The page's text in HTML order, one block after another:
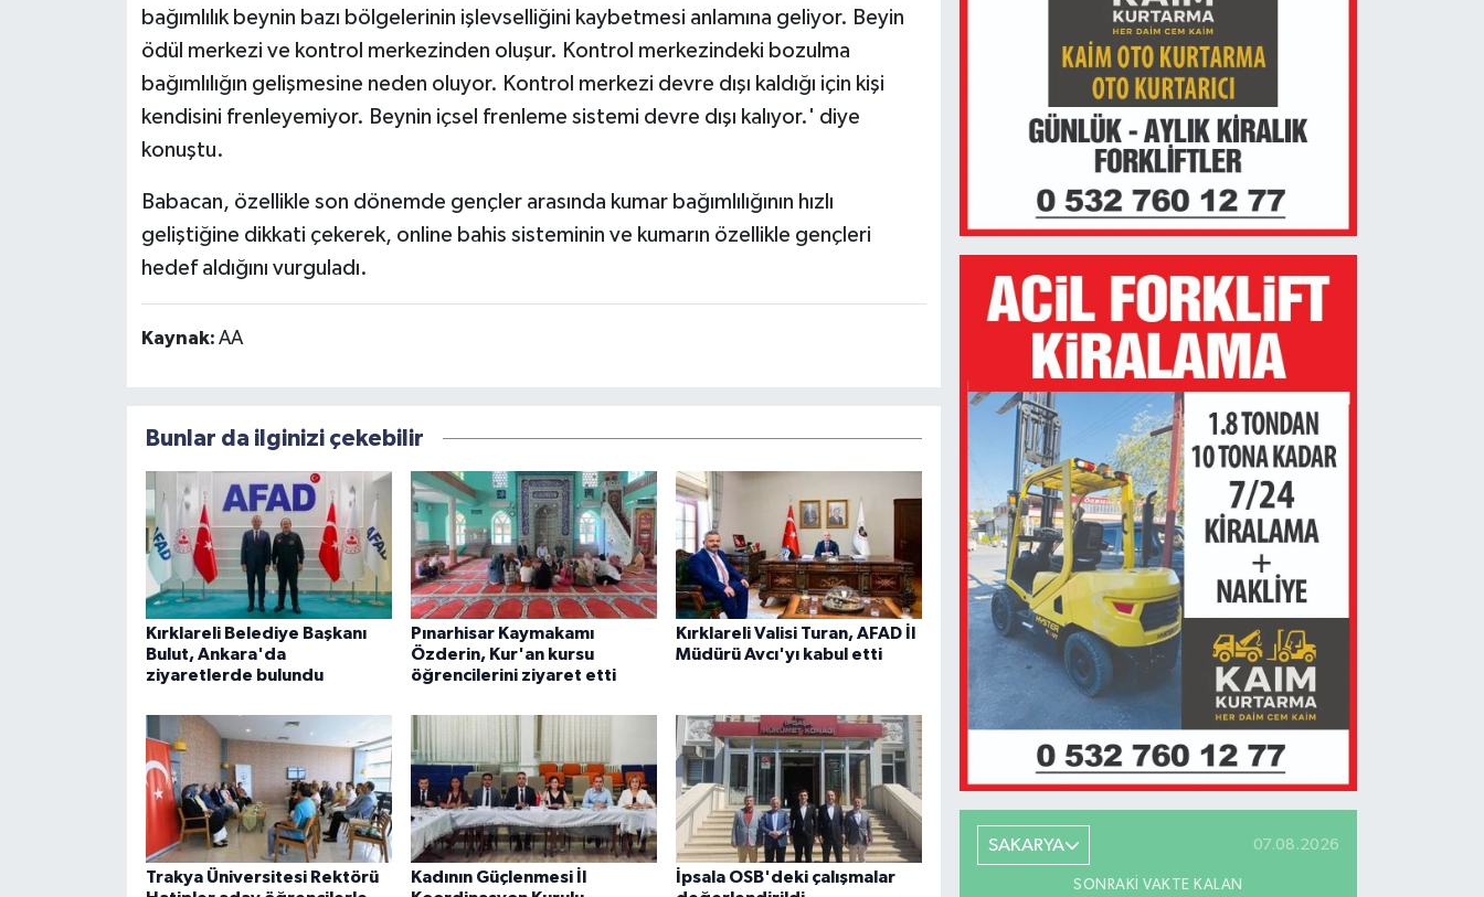
bağımlılık beynin bazı bölgelerinin işlevselliğini kaybetmesi anlamına geliyor. Beyin
ödül merkezi ve kontrol merkezinden oluşur. Kontrol merkezindeki bozulma
bağımlılığın gelişmesine neden oluyor. Kontrol merkezi devre dışı kaldığı için kişi
kendisini frenleyemiyor. Beynin içsel frenleme sistemi devre dışı kalıyor.' diye
konuştu.
Babacan, özellikle son dönemde gençler arasında kumar bağımlılığının hızlı
geliştiğine dikkati çekerek, online bahis sisteminin ve kumarın özellikle gençleri
hedef aldığını vurguladı.
Kaynak: AA
Bunlar da ilginizi çekebilir
Kırklareli Belediye Başkanı
Bulut, Ankara'da
ziyaretlerde bulundu
Pınarhisar Kaymakamı
Özderin, Kur'an kursu
öğrencilerini ziyaret etti
Kırklareli Valisi Turan, AFAD İl
Müdürü Avcı'yı kabul etti
Trakya Üniversitesi Rektörü
Kadının Güçlenmesi İl
İpsala OSB'deki çalışmalar
SAKARYA 07.08.2026
SONRAKI VAKTE KALAN